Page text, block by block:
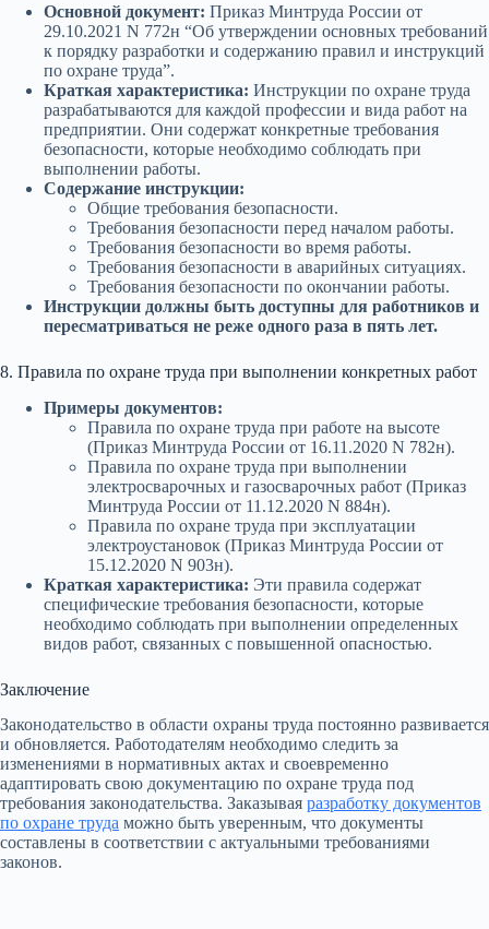
Основной документ: Приказ Минтруда России от
29.10.2021 N 772н “Об утверждении основных требований
к порядку разработки и содержанию правил и инструкций
по охране труда”.
Краткая характеристика: Инструкции по охране труда
разрабатываются для каждой профессии и вида работ на
предприятии. Они содержат конкретные требования
безопасности, которые необходимо соблюдать при
выполнении работы.
Содержание инструкции:
Общие требования безопасности.
Требования безопасности перед началом работы.
Требования безопасности во время работы.
Требования безопасности в аварийных ситуациях.
Требования безопасности по окончании работы.
Инструкции должны быть доступны для работников и
пересматриваться не реже одного раза в пять лет.
8. Правила по охране труда при выполнении конкретных работ
Примеры документов:
Правила по охране труда при работе на высоте
(Приказ Минтруда России от 16.11.2020 N 782н).
Правила по охране труда при выполнении
электросварочных и газосварочных работ (Приказ
Минтруда России от 11.12.2020 N 884н).
Правила по охране труда при эксплуатации
электроустановок (Приказ Минтруда России от
15.12.2020 N 903н).
Краткая характеристика: Эти правила содержат
специфические требования безопасности, которые
необходимо соблюдать при выполнении определенных
видов работ, связанных с повышенной опасностью.
Заключение
Законодательство в области охраны труда постоянно развивается
и обновляется. Работодателям необходимо следить за
изменениями в нормативных актах и своевременно
адаптировать свою документацию по охране труда под
требования законодательства. Заказывая разработку документов
по охране труда можно быть уверенным, что документы
составлены в соответствии с актуальными требованиями
законов.